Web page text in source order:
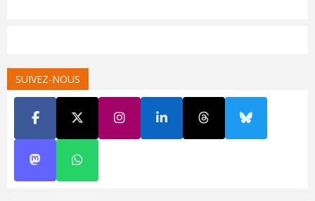
SUIVEZ-NOUS